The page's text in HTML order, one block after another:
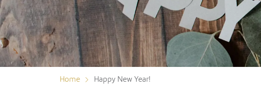
Home Happy New Year!